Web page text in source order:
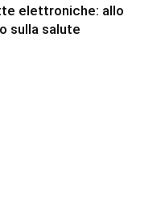
elettroniche: allo
sulla salute